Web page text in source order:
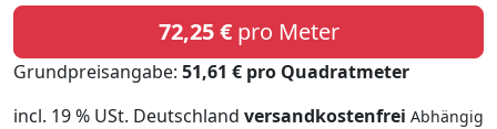
72,25 €pro Meter
Grundpreisangabe: 51,61 € pro Quadratmeter
incl. 19 % USt. Deutschland versandkostenfrei Abhängig